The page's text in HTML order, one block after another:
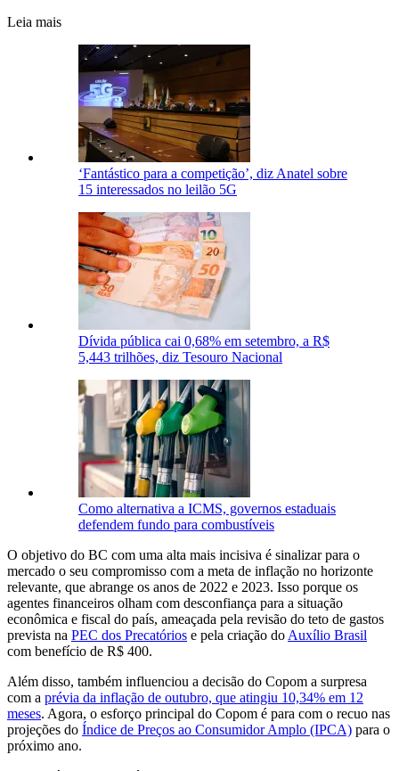
Leia mais
‘Fantástico para a competição’, diz Anatel sobre
15 interessados no leilão 5G
Dívida pública cai 0,68% em setembro, a R$
5,443 trilhões, diz Tesouro Nacional
Como alternativa a ICMS, governos estaduais
defendem fundo para combustíveis
O objetivo do BC com uma alta mais incisiva é sinalizar para o
mercado o seu compromisso com a meta de inflação no horizonte
relevante, que abrange os anos de 2022 e 2023. Isso porque os
agentes financeiros olham com desconfiança para a situação
econômica e fiscal do país, ameaçada pela revisão do teto de gastos
prevista na PEC dos Precatórios e pela criação do Auxílio Brasil
com benefício de R$ 400.
Além disso, também influenciou a decisão do Copom a surpresa
com a prévia da inflação de outubro, que atingiu 10,34% em 12
meses. Agora, o esforço principal do Copom é para com o recuo nas
projeções do Índice de Preços ao Consumidor Amplo (IPCA) para o
próximo ano.